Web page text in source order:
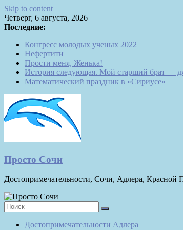
Skip to content
Четверг, 6 августа, 2026
Последние:
Конгресс молодых ученых 2022
Нефертити
Прости меня, Женька!
История следующая. Мой старший брат —
Математический праздник в «Сириусе»
Просто Сочи
Достопримечательности, Сочи, Адлера, Красной
Достопримечательности Адлера